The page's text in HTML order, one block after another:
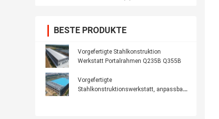
BESTE PRODUKTE
Vorgefertigte Stahlkonstruktion
Werkstatt Portalrahmen Q235B Q355B
Vorgefertigte
Stahlkonstruktionswerkstatt, anpassbar,